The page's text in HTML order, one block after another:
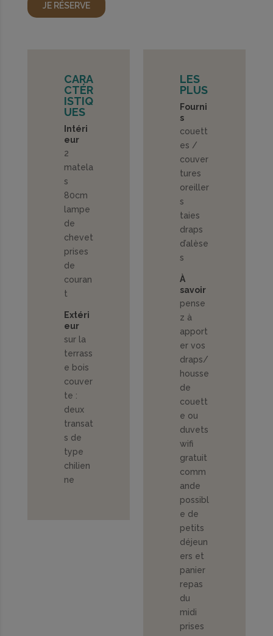
JE RÉSERVE
CARA
CTÉR
ISTIQ
UES
Intéri
eur
2
matela
s
80cm
lampe
de
chevet
prises
de
couran
t
Extéri
eur
sur la
terrass
e bois
couver
te :
deux
transat
s de
type
chilien
ne
LES
PLUS
Fourni
s
couett
es /
couver
tures
oreiller
s
taies
draps
d’alèse
s
À
savoir
pense
z à
apport
er vos
draps/
housse
de
couett
e ou
duvets
wifi
gratuit
comm
ande
possibl
e de
petits
déjeun
ers et
panier
repas
du
midi
prises